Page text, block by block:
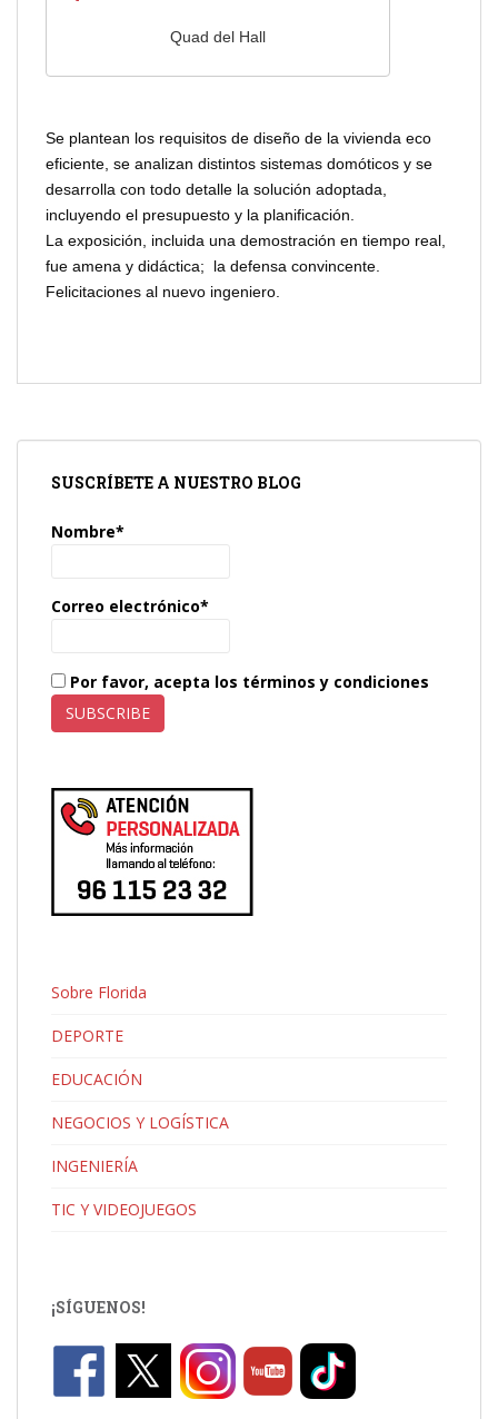
Quad del Hall
Se plantean los requisitos de diseño de la vivienda eco
eficiente, se analizan distintos sistemas domóticos y se
desarrolla con todo detalle la solución adoptada,
incluyendo el presupuesto y la planificación.
La exposición, incluida una demostración en tiempo real,
fue amena y didáctica; la defensa convincente.
Felicitaciones al nuevo ingeniero.
SUSCRÍBETE A NUESTRO BLOG
Nombre*
Correo electrónico*
Por favor, acepta los términos y condiciones
Sobre Florida
DEPORTE
EDUCACIÓN
NEGOCIOS Y LOGÍSTICA
INGENIERÍA
TIC Y VIDEOJUEGOS
¡SÍGUENOS!